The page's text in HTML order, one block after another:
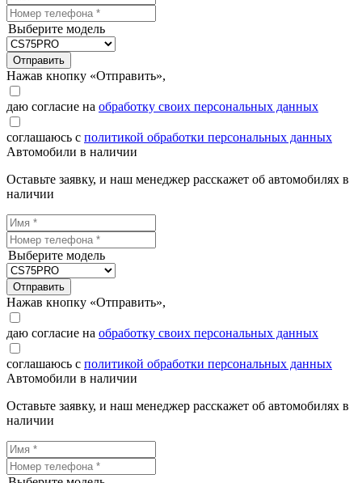
Выберите модель
Отправить
Нажав кнопку «Отправить»,
даю согласие на обработку своих персональных данных
соглашаюсь с политикой обработки персональных данных
Автомобили в наличии
Оставьте заявку, и наш менеджер расскажет об автомобилях в
наличии
Выберите модель
Отправить
Нажав кнопку «Отправить»,
даю согласие на обработку своих персональных данных
соглашаюсь с политикой обработки персональных данных
Автомобили в наличии
Оставьте заявку, и наш менеджер расскажет об автомобилях в
наличии